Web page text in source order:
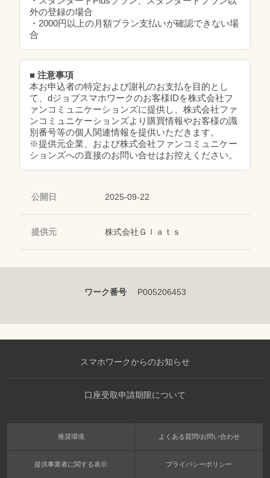
外の登録の場合
・2000円以上の月額プラン支払いが確認できない場
合
■ 注意事項
本お申込者の特定および謝礼のお支払を目的とし
て、dジョブスマホワークのお客様IDを株式会社フ
ァンコミュニケーションズに提供し、株式会社ファ
ンコミュニケーションズより購買情報やお客様の識
別番号等の個人関連情報を提供いただきます。
※提供元企業、および株式会社ファンコミュニケー
ションズへの直接のお問い合せはお控えください。
公開日 2025-09-22
提供元 株式会社Ｇｌａｔｓ
ワーク番号 P005206453
スマホワークからのお知らせ
口座受取申請期限について
推奨環境 よくある質問/お問い合わせ
提供事業者に関する表示 プライバシーポリシー